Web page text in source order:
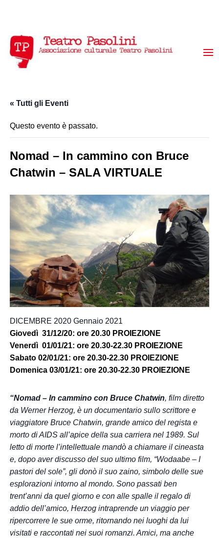
« Tutti gli Eventi
Questo evento è passato.
Nomad – In cammino con Bruce
Chatwin – SALA VIRTUALE
DICEMBRE 2020 Gennaio 2021
Giovedì 31/12/20: ore 20.30 PROIEZIONE
Venerdì 01/01/21: ore 20.30-22.30 PROIEZIONE
Sabato 02/01/21: ore 20.30-22.30 PROIEZIONE
Domenica 03/01/21: ore 20.30-22.30 PROIEZIONE
“Nomad – In cammino con Bruce Chatwin, film diretto
da Werner Herzog, è un documentario sullo scrittore e
viaggiatore Bruce Chatwin, grande amico del regista e
morto di AIDS all’apice della sua carriera nel 1989. Sul
letto di morte l’intellettuale mandò a chiamare il cineasta
e, dopo aver discusso del suo ultimo film, “Wodaabe – I
pastori del sole”, gli donò il suo zaino, simbolo delle sue
esplorazioni intorno al mondo. Sono passati ben
trent’anni da quel giorno e con alle spalle il regalo di
addio dell’amico, Herzog intraprende un viaggio per
ripercorrere le sue orme, ritornando nei luoghi da lui
visitati e raccontati nei suoi romanzi. Amici, ma anche